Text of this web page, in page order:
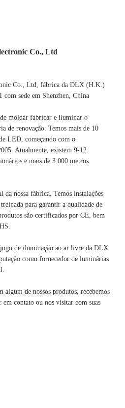
Co., Ltd, fábrica da DLX (H.K.)
sede em Shenzhen, China
moldar fabricar e iluminar o
de renovação. Temos mais de 10
LED, começando com o
Atualmente, existem 9-12
e mais de 3.000 metros
da nossa fábrica. Temos instalações
para garantir a qualidade de
são certificados por CE, bem
de iluminação ao ar livre da DLX
como fornecedor de luminárias
algum de nossos produtos, recebemos
em contato ou nos visitar com suas